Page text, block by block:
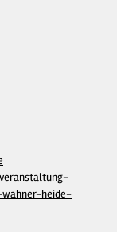
wahner-heide-